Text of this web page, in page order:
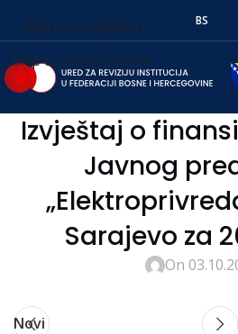
Skip to navigation
Skip to main content
BS
Izvještaj o
Javnog
Sarajevo za
On
Novi